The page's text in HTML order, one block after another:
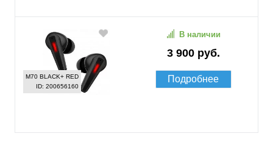
M70 BLACK+ RED
ID: 200656160
3 900 руб.
В наличии
Подробнее